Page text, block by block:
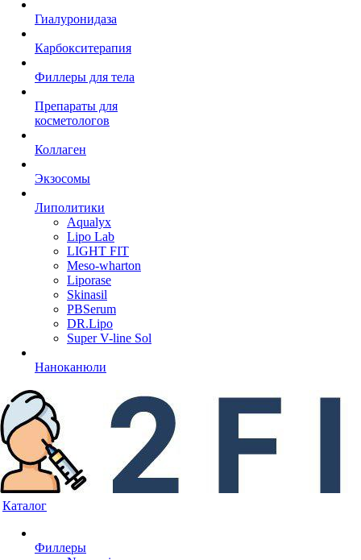
Гиалуронидаза
Карбокситерапия
Филлеры для тела
Препараты для
косметологов
Коллаген
Экзосомы
Липолитики
Aqualyx
Lipo Lab
LIGHT FIT
Meso-wharton
Liporase
Skinasil
PBSerum
DR.Lipo
Super V-line Sol
Наноканюли
Каталог
Филлеры